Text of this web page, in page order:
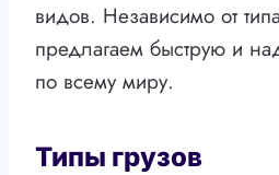
видов. Независимо от
предлагаем быструю и
по всему миру.
Типы грузов